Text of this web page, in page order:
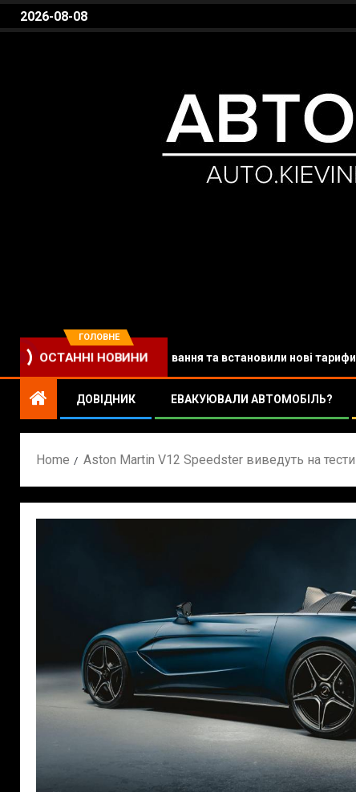
2026-08-08
ГОЛОВНЕ
ОСТАННІ НОВИНИ
платні паркування та встановили нові тарифи
ДОВІДНИК ЕВАКУЮВАЛИ АВТОМОБІЛЬ?
Home Aston Martin V12 Speedster виведуть на тести